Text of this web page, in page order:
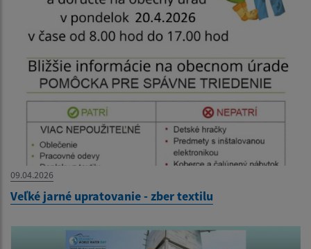
09.04.2026
Veľké jarné upratovanie - zber textilu